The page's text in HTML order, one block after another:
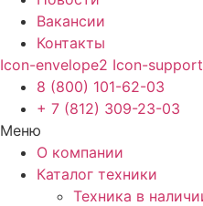
Вакансии
Контакты
Icon-envelope2 Icon-
8 (800) 101-62-03
+ 7 (812) 309-23-03
Меню
О компании
Каталог техники
Техника в